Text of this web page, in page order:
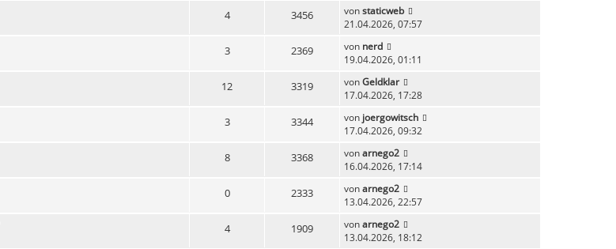
4 3456 vonstaticweb
21.04.2026, 07:57
3 2369 von nerd
19.04.2026, 01:11
12 3319 vonGeldklar
17.04.2026, 17:28
3 3344 von joergowitsch
17.04.2026, 09:32
8 3368 vonarnego2
16.04.2026, 17:14
0 2333 vonarnego2
13.04.2026, 22:57
4 1909 vonarnego2
13.04.2026, 18:12